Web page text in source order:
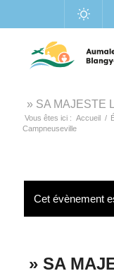
» SA MAJESTE
Vous êtes ici : Accueil /
Campneuseville
Cet évènement
» SA